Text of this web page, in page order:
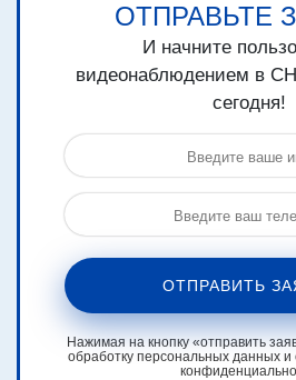
ОТПРАВЬТЕ
И начните
видеонаблюдением в
сегодня!
ОТПРАВИТЬ
Нажимая на кнопку «отправить
обработку персональных данных и